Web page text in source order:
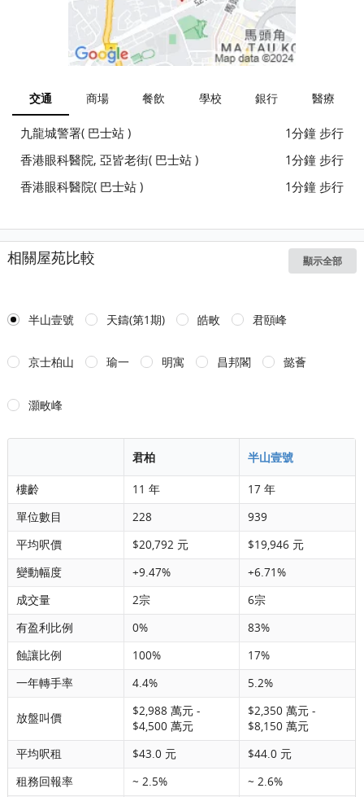
交通 商場 餐飲 學校 銀行 醫療
九龍城警署( 巴士站 )
1分鐘 步行
香港眼科醫院, 亞皆老街( 巴士站 )
1分鐘 步行
香港眼科醫院( 巴士站 )
1分鐘 步行
相關屋苑比較 顯示全部
半山壹號 天鑄(第1期) 皓畋 君頤峰
京士柏山 瑜一 明寓 昌邦閣 懿薈
灝畋峰
君柏 半山壹號
樓齡 11 年
17 年
單位數目
228
939
平均呎價
$20,792 元
$19,946 元
變動幅度
+9.47%
+6.71%
成交量
2宗
6宗
有盈利比例
0%
83%
蝕讓比例
100%
17%
一年轉手率
4.4% 5.2%
放盤叫價
$2,988 萬元 -
$4,500 萬元
$2,350 萬元 -
$8,150 萬元
平均呎租
$43.0 元
$44.0 元
租務回報率
~ 2.5% ~ 2.6%